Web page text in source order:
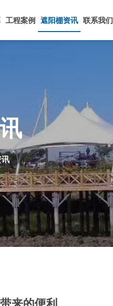
工程案例 遮阳棚资讯 联系我们
讯